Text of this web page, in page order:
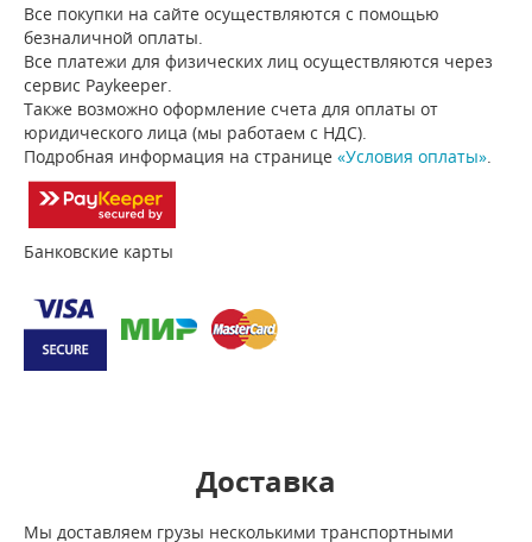
Все покупки на сайте осуществляются с помощью
безналичной оплаты.
Все платежи для физических лиц осуществляются через
сервис Paykeeper.
Также возможно оформление счета для оплаты от
юридического лица (мы работаем с НДС).
Подробная информация на странице «Условия оплаты»
Банковские карты
Доставка
Мы доставляем грузы несколькими транспортными